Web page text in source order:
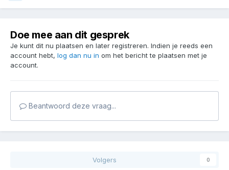
Doe mee aan dit gesprek
Je kunt dit nu plaatsen en later registreren. Indien je reeds een
account hebt, log dan nu in om het bericht te plaatsen met je
account.
Beantwoord deze vraag...
Volgers 0